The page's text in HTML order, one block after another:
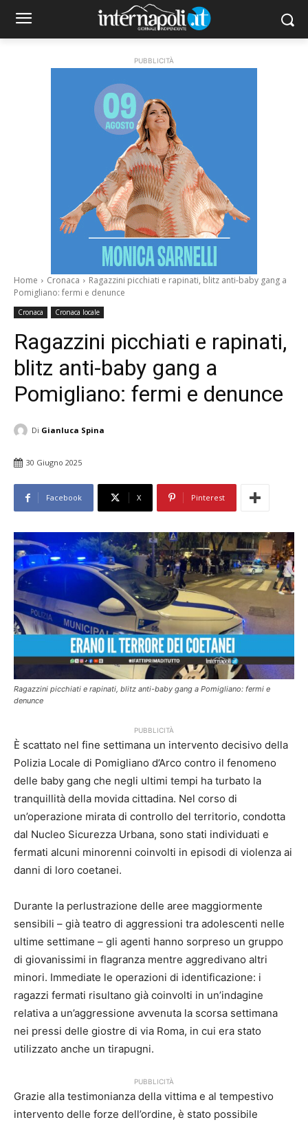
PUBBLICITÀ
Home Cronaca
Ragazzini picchiati e rapinati, blitz anti-baby gang a
Pomigliano: fermi e denunce
Cronaca Cronaca locale
Ragazzini picchiati e rapinati,
blitz anti-baby gang a
Pomigliano: fermi e denunce
Di Gianluca Spina
30 Giugno 2025
Facebook X Pinterest
Ragazzini picchiati e rapinati, blitz anti-baby gang a Pomigliano: fermi e
denunce
PUBBLICITÀ
È scattato nel fine settimana un intervento decisivo della
Polizia Locale di Pomigliano d’Arco contro il fenomeno
delle baby gang che negli ultimi tempi ha turbato la
tranquillità della movida cittadina. Nel corso di
un’operazione mirata di controllo del territorio, condotta
dal Nucleo Sicurezza Urbana, sono stati individuati e
fermati alcuni minorenni coinvolti in episodi di violenza ai
danni di loro coetanei.
Durante la perlustrazione delle aree maggiormente
sensibili – già teatro di aggressioni tra adolescenti nelle
ultime settimane – gli agenti hanno sorpreso un gruppo
di giovanissimi in flagranza mentre aggredivano altri
minori. Immediate le operazioni di identificazione: i
ragazzi fermati risultano già coinvolti in un’indagine
relativa a un’aggressione avvenuta la scorsa settimana
nei pressi delle giostre di via Roma, in cui era stato
utilizzato anche un tirapugni.
PUBBLICITÀ
Grazie alla testimonianza della vittima e al tempestivo
intervento delle forze dell’ordine, è stato possibile